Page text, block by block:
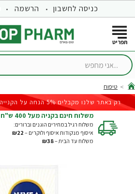
כניסה לחשבון הרשמה
...אני
home
טיפוח
רק באתר שלנו מקבלים 5% הנחה על הקנייה הבאה |
משלוח חינם בקניה מעל 400 ש"ח | דרך איפוסט עד 5 ק"ג
משלוח רגיל במחירים הוגנים וברורים:
איסוף מנקודות איסוף ולוקרים – ₪22
משלוח עד הבית –₪38